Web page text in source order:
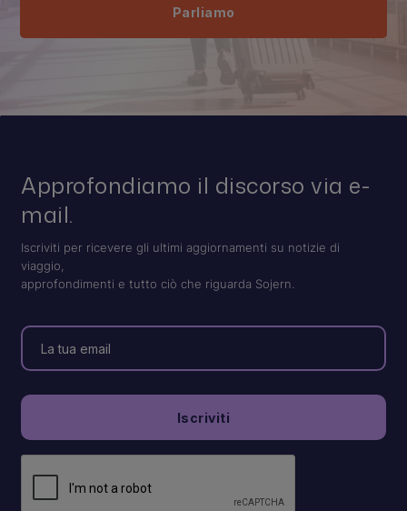
Parliamo
Approfondiamo il discorso via e-
mail.
Iscriviti per ricevere gli ultimi aggiornamenti su notizie di
viaggio,
approfondimenti e tutto ciò che riguarda Sojern.